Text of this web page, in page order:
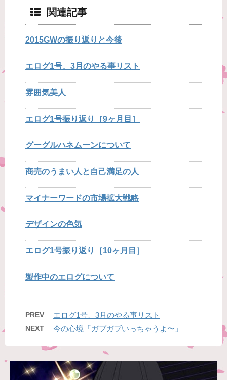
関連記事
2015GWの振り返りと今後
エログ1号、3月のやる事リスト
雰囲気美人
エログ1号振り返り［9ヶ月目］
グーグルハネムーンについて
商売のうまい人と自己満足の人
マイナーワードの市場拡大戦略
デザインの色気
エログ1号振り返り［10ヶ月目］
製作中のエログについて
PREV エログ1号、3月のやる事リスト
NEXT 今の心境「ガブガブいっちゃうよ〜」